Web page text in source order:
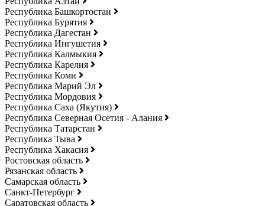
Республика Башкортостан
Республика Бурятия
Республика Дагестан
Республика Ингушетия
Республика Калмыкия
Республика Карелия
Республика Коми
Республика Марий Эл
Республика Мордовия
Республика Саха (Якутия)
Республика Северная Осетия - Алания
Республика Татарстан
Республика Тыва
Республика Хакасия
Ростовская область
Рязанская область
Самарская область
Санкт-Петербург
Саратовская область